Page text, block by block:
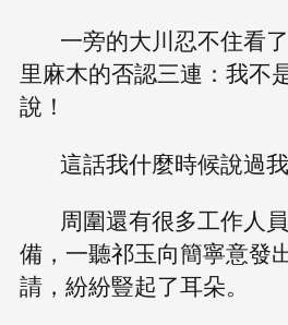
一旁的大川忍不住看
里麻木的否認三連：我不
說！
這話我什麼時候說過
周圍還有很多工作人
備，一聽祁玉向簡寧意發
請，紛紛豎起了耳朵。